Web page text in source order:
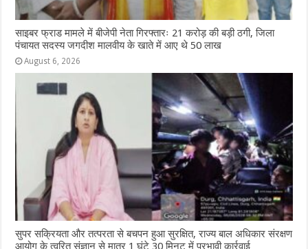
साइबर फ्राड मामले में बीजेपी नेता गिरफ्तारः 21 करोड़ की बड़ी ठगी, जिला
पंचायत सदस्य जगदीश मालवीय के खाते में आए थे 50 लाख
August 6, 2026
सुपर सक्रियता और तत्परता से बचपन हुआ सुरक्षित, राज्य बाल अधिकार संरक्षण
आयोग के त्वरित संज्ञान से मात्र 1 घंटे 30 मिनट में प्रभावी कार्रवाई